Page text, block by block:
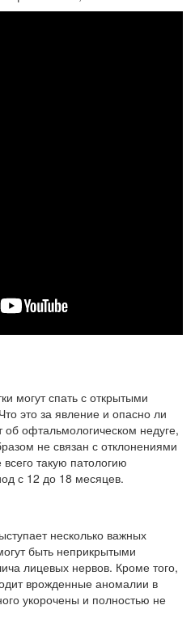
могут спать с открытыми
это за явление и опасно ли
офтальмологическом недуге,
не связан с отклонениями
такую патологию
с 12 до 18 месяцев.
несколько важных
быть неприкрытыми
лицевых нервов. Кроме того,
врожденные аномалии в
укорочены и полностью не